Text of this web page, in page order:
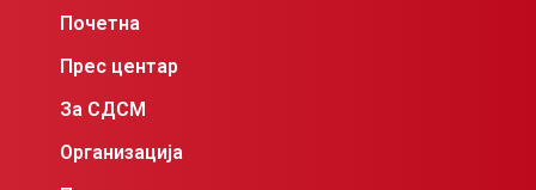
Почетна
Прес центар
За СДСМ
Организација